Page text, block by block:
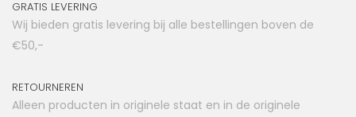
GRATIS LEVERING
Wij bieden gratis levering bij alle bestellingen boven de
€50,-
RETOURNEREN
Alleen producten in originele staat en in de originele